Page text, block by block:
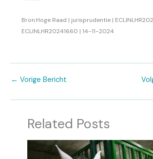
Bron:Hoge Raad | jurisprudentie |
ECLINLHR20241660 | 14-11-2024
← Vorige Bericht
Related Posts